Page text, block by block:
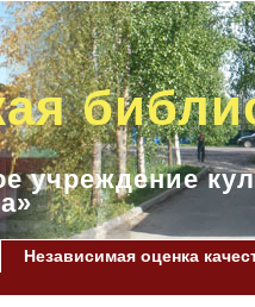
учреждение
Независимая оценка